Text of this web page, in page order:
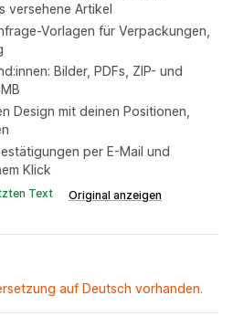
versehene Artikel
Vorlagen für Verpackungen,
Bilder, PDFs, ZIP- und
Design mit deinen Positionen,
per E-Mail und
Klick
Text Original anzeigen
auf Deutsch vorhanden.